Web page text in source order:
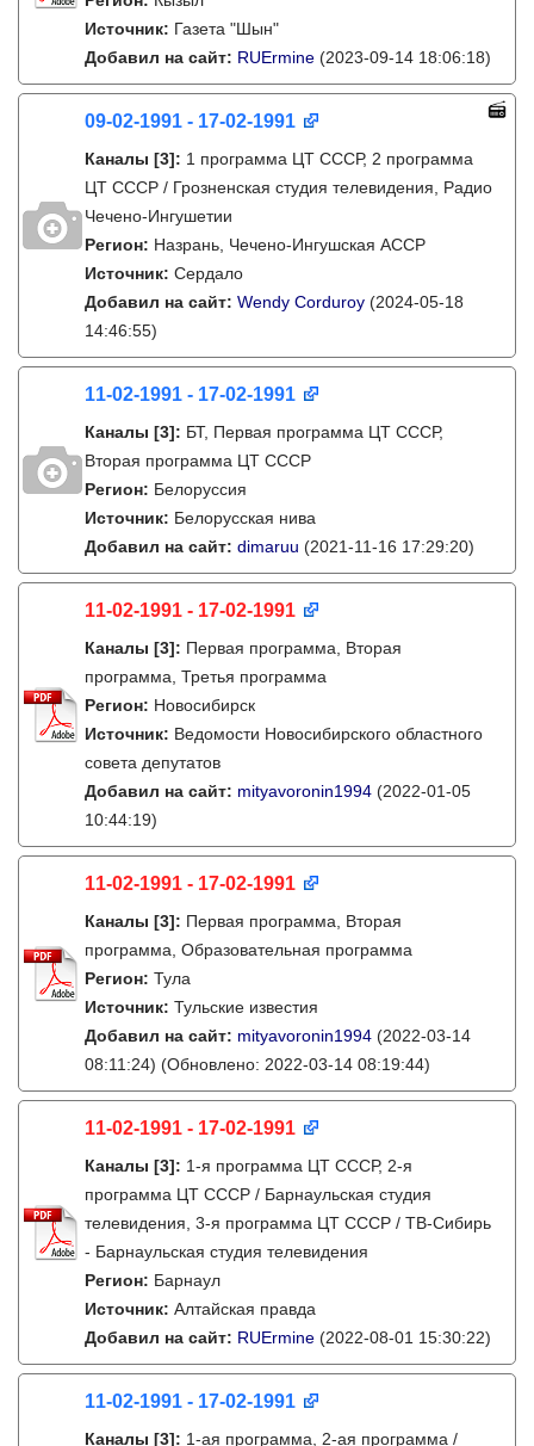
Источник: Газета "Шын"
Добавил на сайт: RUErmine (2023-09-14 18:06:18)
09-02-1991 - 17-02-1991
Каналы [3]: 1 программа ЦТ СССР, 2 программа
ЦТ СССР / Грозненская студия телевидения, Радио
Чечено-Ингушетии
Регион: Назрань, Чечено-Ингушская АССР
Источник: Сердало
Добавил на сайт: Wendy Corduroy (2024-05-18
14:46:55)
11-02-1991 - 17-02-1991
Каналы [3]: БТ, Первая программа ЦТ СССР,
Вторая программа ЦТ СССР
Регион: Белоруссия
Источник: Белорусская нива
Добавил на сайт: dimaruu (2021-11-16 17:29:20)
11-02-1991 - 17-02-1991
Каналы [3]: Первая программа, Вторая
программа, Третья программа
Регион: Новосибирск
Источник: Ведомости Новосибирского областного
совета депутатов
Добавил на сайт: mityavoronin1994 (2022-01-05
10:44:19)
11-02-1991 - 17-02-1991
Каналы [3]: Первая программа, Вторая
программа, Образовательная программа
Регион: Тула
Источник: Тульские известия
Добавил на сайт: mityavoronin1994 (2022-03-14
08:11:24) (Обновлено: 2022-03-14 08:19:44)
11-02-1991 - 17-02-1991
Каналы [3]: 1-я программа ЦТ СССР, 2-я
программа ЦТ СССР / Барнаульская студия
телевидения, 3-я программа ЦТ СССР / ТВ-Сибирь
- Барнаульская студия телевидения
Регион: Барнаул
Источник: Алтайская правда
Добавил на сайт: RUErmine (2022-08-01 15:30:22)
11-02-1991 - 17-02-1991
Каналы [3]: 1-ая программа, 2-ая программа /